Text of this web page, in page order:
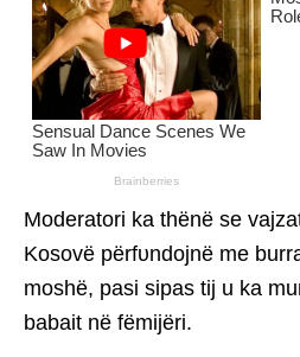
Moderatori ka thënë se
Kosovë përfυndojnë me
moshë, pasi sipas tij u ka
babait në fëmijëri.